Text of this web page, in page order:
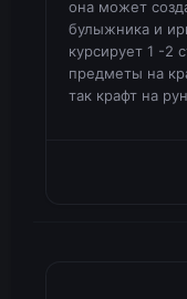
она может
булыжника и
курсирует 1 -2
предметы на
так крафт на